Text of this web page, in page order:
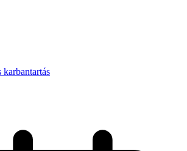
karbantartás